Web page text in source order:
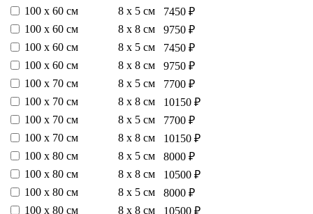
100 х 60 см
8 х 5 см
7450 ₽
100 х 60 см
8 х 8 см
9750 ₽
100 х 60 см
8 х 5 см
7450 ₽
100 х 60 см
8 х 8 см
9750 ₽
100 х 70 см
8 х 5 см
7700 ₽
100 х 70 см
8 х 8 см
10150 ₽
100 х 70 см
8 х 5 см
7700 ₽
100 х 70 см
8 х 8 см
10150 ₽
100 х 80 см
8 х 5 см
8000 ₽
100 х 80 см
8 х 8 см
10500 ₽
100 х 80 см
8 х 5 см
8000 ₽
100 х 80 см
8 х 8 см
10500 ₽